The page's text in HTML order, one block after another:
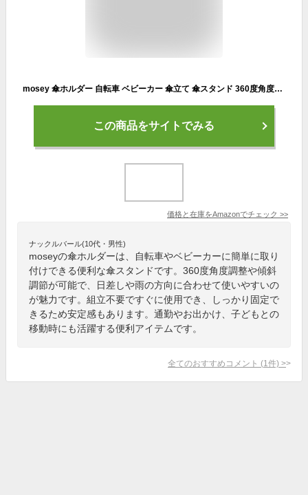
mosey 傘ホルダー 自転車 ベビーカー 傘立て 傘スタンド 360度角度自由 傾斜調節可能 取り付け簡単 組立不要
この商品をサイトでみる
価格と在庫をAmazonでチェック >>
ナックルバール(10代・男性)
moseyの傘ホルダーは、自転車やベビーカーに簡単に取り
付けできる便利な傘スタンドです。360度角度調整や傾斜
調節が可能で、日差しや雨の方向に合わせて使いやすいの
が魅力です。組立不要ですぐに使用でき、しっかり固定で
きるため安定感もあります。通勤やお出かけ、子どもとの
移動時にも活躍する便利アイテムです。
全てのおすすめコメント (1 件) >